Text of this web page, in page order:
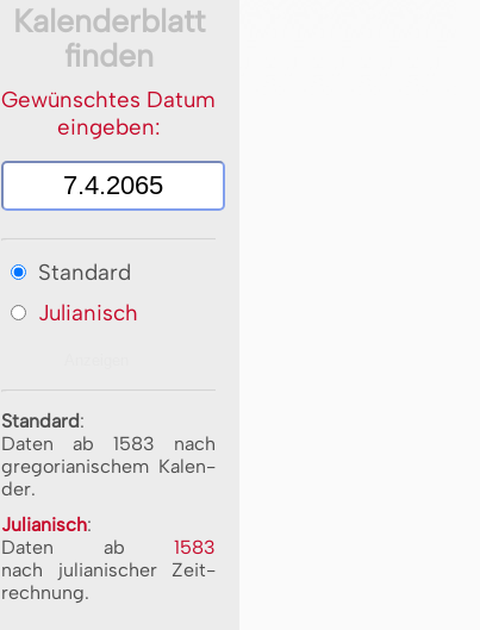
Kalenderblatt
finden
Gewünschtes Datum
eingeben:
Standard
Julianisch
Standard:
Daten ab 1583 nach
gre­go­ri­a­ni­schem Ka­len­
der.
Julianisch:
Daten ab 1583
nach ju­li­a­ni­scher Zeit­
rech­nung.